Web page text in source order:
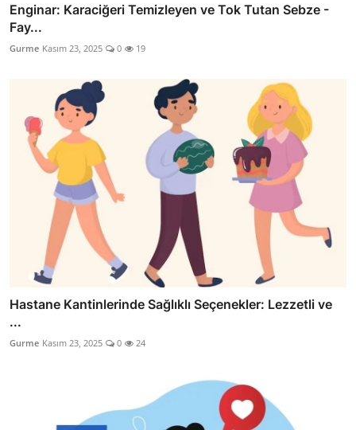
Enginar: Karaciğeri Temizleyen ve Tok Tutan Sebze -
Fay...
Gurme Kasım 23, 2025 0 19
Hastane Kantinlerinde Sağlıklı Seçenekler: Lezzetli ve
...
Gurme Kasım 23, 2025 0 24